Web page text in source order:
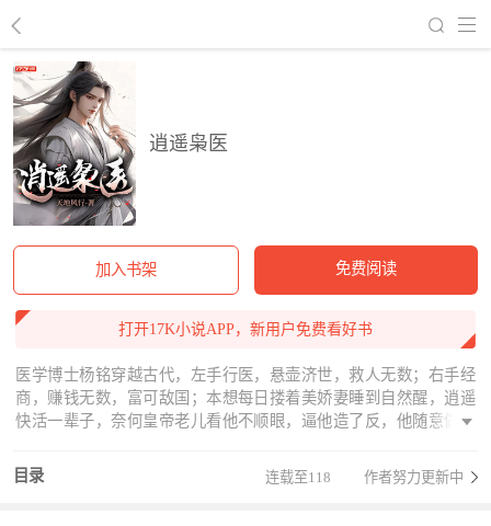
逍遥枭医
加入书架 免费阅读
打开17K小说APP，新用户免费看好书
医学博士杨铭穿越古代，左手行医，悬壶济世，救人无数；右手经
商，赚钱无数，富可敌国；本想每日搂着美娇妻睡到自然醒，逍遥
快活一辈子，奈何皇帝老儿看他不顺眼，逼他造了反，他随意做了
子傻啊，当皇帝多累，老子只想带着美娇妻游山玩水，逍遥快活一
辈子。皇帝：汪汪汪，主人，让我替您管理江山……哦不不，替您
目录 连载至118 作者努力更新中